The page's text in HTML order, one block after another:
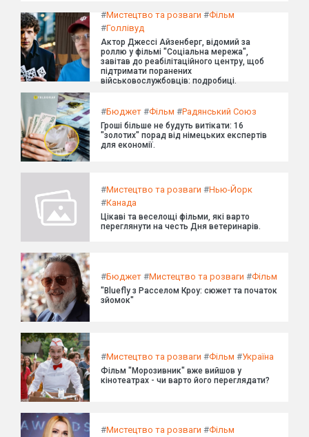
#Мистецтво та розваги #Фільм
#Голлівуд
Актор Джессі Айзенберг, відомий за
роллю у фільмі "Соціальна мережа",
завітав до реабілітаційного центру, щоб
підтримати поранених
військовослужбовців: подробиці.
#Бюджет #Фільм #Радянський Союз
Гроші більше не будуть витікати: 16
"золотих" порад від німецьких експертів
для економії.
#Мистецтво та розваги #Нью-Йорк
#Канада
Цікаві та веселощі фільми, які варто
переглянути на честь Дня ветеринарів.
#Бюджет #Мистецтво та розваги #Фільм
"Bluefly з Расселом Кроу: сюжет та початок
зйомок"
#Мистецтво та розваги #Фільм #Україна
Фільм "Морозивник" вже вийшов у
кінотеатрах - чи варто його переглядати?
#Мистецтво та розваги #Фільм